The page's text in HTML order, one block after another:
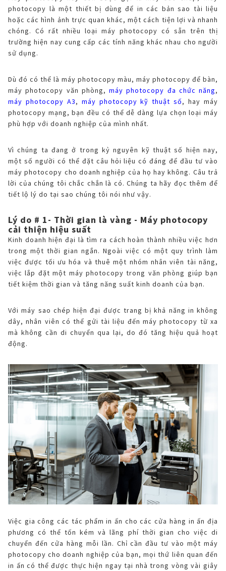
photocopy là một thiết bị dùng để in các bản sao tài liệu
hoặc các hình ảnh trực quan khác, một cách tiện lợi và nhanh
chóng. Có rất nhiều loại máy photocopy có sẵn trên thị
trường hiện nay cung cấp các tính năng khác nhau cho người
sử dụng.
Dù đó có thể là máy photocopy màu, máy photocopy để bàn,
máy photocopy văn phòng, máy photocopy đa chức năng,
máy photocopy A3, máy photocopy kỹ thuật số, hay máy
photocopy mạng, bạn đều có thể dễ dàng lựa chọn loại máy
phù hợp với doanh nghiệp của mình nhất.
Vì chúng ta đang ở trong kỷ nguyên kỹ thuật số hiện nay,
một số người có thể đặt câu hỏi liệu có đáng để đầu tư vào
máy photocopy cho doanh nghiệp của họ hay không. Câu trả
lời của chúng tôi chắc chắn là có. Chúng ta hãy đọc thêm để
tiết lộ lý do tại sao chúng tôi nói như vậy.
Lý do # 1- Thời gian là vàng - Máy photocopy
cải thiện hiệu suất
Kinh doanh hiện đại là tìm ra cách hoàn thành nhiều việc hơn
trong một thời gian ngắn. Ngoài việc có một quy trình làm
việc được tối ưu hóa và thuê một nhóm nhân viên tài năng,
việc lắp đặt một máy photocopy trong văn phòng giúp bạn
tiết kiệm thời gian và tăng năng suất kinh doanh của bạn.
Với máy sao chép hiện đại được trang bị khả năng in không
dây, nhân viên có thể gửi tài liệu đến máy photocopy từ xa
mà không cần di chuyển qua lại, do đó tăng hiệu quả hoạt
động.
Việc gia công các tác phẩm in ấn cho các cửa hàng in ấn địa
phương có thể tốn kém và lãng phí thời gian cho việc di
chuyển đến cửa hàng mỗi lần. Chỉ cần đầu tư vào một máy
photocopy cho doanh nghiệp của bạn, mọi thứ liên quan đến
in ấn có thể được thực hiện ngay tại nhà trong vòng vài giây